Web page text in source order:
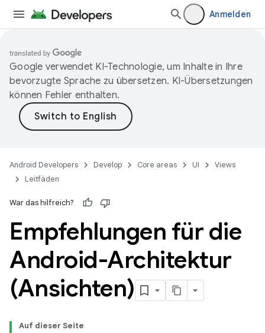
Anmelden
Google verwendet KI-Technologie, um Inhalte in Ihre
bevorzugte Sprache zu übersetzen. KI-Übersetzungen
können Fehler enthalten.
Android Developers Develop Core areas UI
Views
Leitfäden
War das hilfreich?
Empfehlungen für die
Android-Architektur
(Ansichten)
Auf dieser Seite